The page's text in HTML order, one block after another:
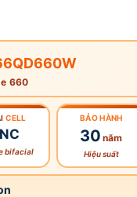
660
CELL
bifacial
BẢO HÀNH
30 năm
Hiệu suất